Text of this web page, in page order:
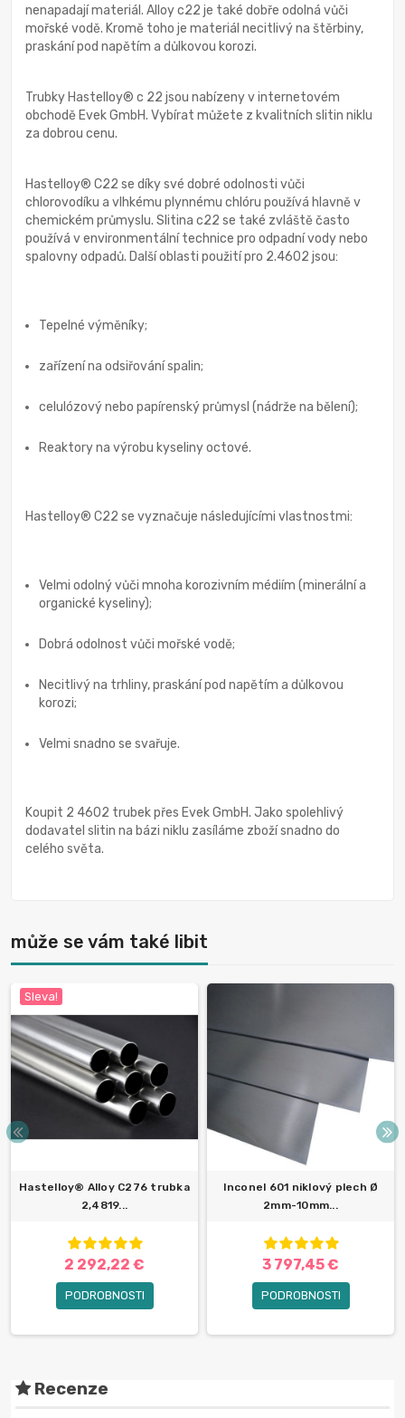
nenapadají materiál. Alloy c22 je také dobře odolná vůči
mořské vodě. Kromě toho je materiál necitlivý na štěrbiny,
praskání pod napětím a důlkovou korozi.
Trubky Hastelloy® c 22 jsou nabízeny v internetovém
obchodě Evek GmbH. Vybírat můžete z kvalitních slitin niklu
za dobrou cenu.
Hastelloy® C22 se díky své dobré odolnosti vůči
chlorovodíku a vlhkému plynnému chlóru používá hlavně v
chemickém průmyslu. Slitina c22 se také zvláště často
používá v environmentální technice pro odpadní vody nebo
spalovny odpadů. Další oblasti použití pro 2.4602 jsou:
Tepelné výměníky;
zařízení na odsiřování spalin;
celulózový nebo papírenský průmysl (nádrže na bělení);
Reaktory na výrobu kyseliny octové.
Hastelloy® C22 se vyznačuje následujícími vlastnostmi:
Velmi odolný vůči mnoha korozivním médiím (minerální a
organické kyseliny);
Dobrá odolnost vůči mořské vodě;
Necitlivý na trhliny, praskání pod napětím a důlkovou
korozi;
Velmi snadno se svařuje.
Koupit 2 4602 trubek přes Evek GmbH. Jako spolehlivý
dodavatel slitin na bázi niklu zasíláme zboží snadno do
celého světa.
může se vám také libit
Sleva!
Hastelloy® Alloy C276 trubka
2,4819...
2 292,22 €
PODROBNOSTI
Inconel 601 niklový plech Ø
2mm-10mm...
3 797,45 €
PODROBNOSTI
Recenze